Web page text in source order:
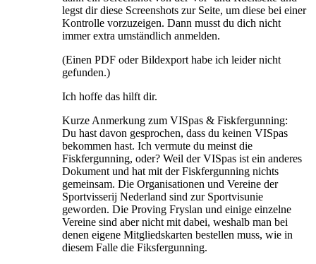
legst dir diese Screenshots zur Seite, um diese bei einer
Kontrolle vorzuzeigen. Dann musst du dich nicht
immer extra umständlich anmelden.
(Einen PDF oder Bildexport habe ich leider nicht
gefunden.)
Ich hoffe das hilft dir.
Kurze Anmerkung zum VISpas & Fiskfergunning:
Du hast davon gesprochen, dass du keinen VISpas
bekommen hast. Ich vermute du meinst die
Fiskfergunning, oder? Weil der VISpas ist ein anderes
Dokument und hat mit der Fiskfergunning nichts
gemeinsam. Die Organisationen und Vereine der
Sportvisserij Nederland sind zur Sportvisunie
geworden. Die Proving Fryslan und einige einzelne
Vereine sind aber nicht mit dabei, weshalb man bei
denen eigene Mitgliedskarten bestellen muss, wie in
diesem Falle die Fiksfergunning.